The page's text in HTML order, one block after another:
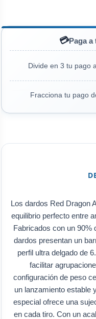
💳Paga a
Divide en 3 tu pago
Fracciona tu pago
Los dardos Red Dragon
equilibrio perfecto entre
Fabricados con un 90%
dardos presentan un
perfil ultra delgado de
facilitar
configuración de peso
un lanzamiento estable
especial ofrece una
en cada tiro. Con un